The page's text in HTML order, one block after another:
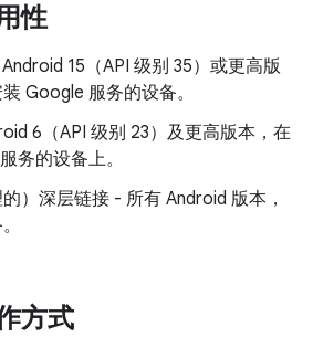
性
15（API 级别 35）或更高版
Google 服务的设备。
6（API 级别 23）及更高版本，在
务的设备上。
）深层链接 - 所有 Android 版本，
方式